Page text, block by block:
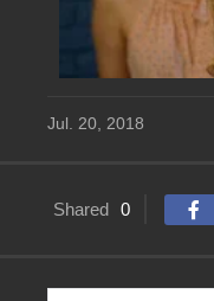
Jul. 20, 2018
Shared 0